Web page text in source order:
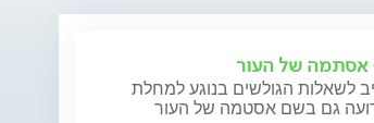
אסתמה של העור
לשאלות הגולשים בנוגע למחלת
גם בשם אסטמה של העור